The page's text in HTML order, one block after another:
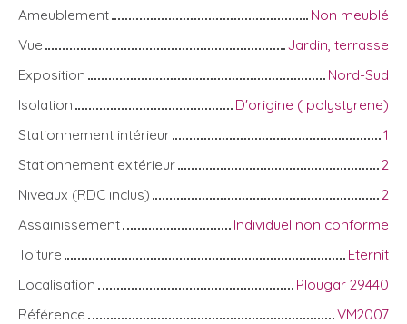
Ameublement
Non meublé
Vue
Jardin, terrasse
Exposition
Nord-Sud
Isolation
D'origine ( polystyrene)
Stationnement intérieur
1
Stationnement extérieur
2
Niveaux (RDC inclus)
2
Assainissement
Individuel non conforme
Toiture
Eternit
Localisation
Plougar 29440
Référence
VM2007